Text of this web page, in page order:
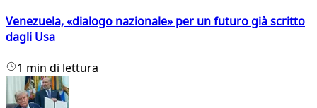
Venezuela, «dialogo nazionale» per un futuro già scritto
dagli Usa
1 min di lettura